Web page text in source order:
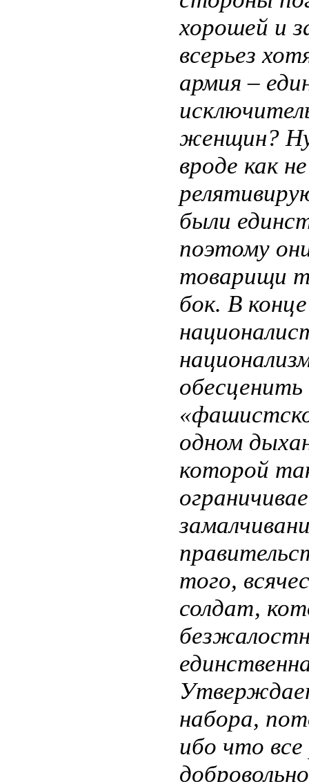
хорошей и
всерьез
армия –
женщин?
вроде как
были
поэтому
товарищи
бок. В
одном
которой
того,
солдат,
набора,
ибо что